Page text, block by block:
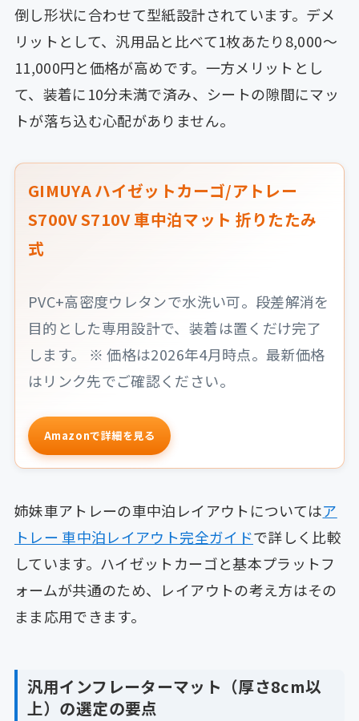
倒し形状に合わせて型紙設計されています。デメ
リットとして、汎用品と比べて1枚あたり8,000〜
11,000円と価格が高めです。一方メリットとし
て、装着に10分未満で済み、シートの隙間にマッ
トが落ち込む心配がありません。
GIMUYA ハイゼットカーゴ/アトレー
S700V S710V 車中泊マット 折りたたみ
式
PVC+高密度ウレタンで水洗い可。段差解消を
目的とした専用設計で、装着は置くだけ完了
します。 ※ 価格は2026年4月時点。最新価格
はリンク先でご確認ください。
Amazonで詳細を見る
姉妹車アトレーの車中泊レイアウトについてはア
トレー 車中泊レイアウト完全ガイドで詳しく比較
しています。ハイゼットカーゴと基本プラットフ
ォームが共通のため、レイアウトの考え方はその
まま応用できます。
汎用インフレーターマット（厚さ8cm以
上）の選定の要点